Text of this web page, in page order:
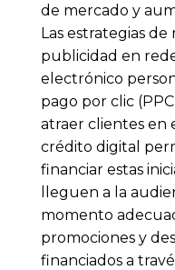
de mercado y
Las estrategias
publicidad en
electrónico
pago por clic
atraer clientes en
crédito digital
financiar estas
lleguen a la
momento
promociones y
financiados a